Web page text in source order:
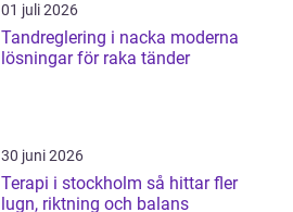
01 juli 2026
Tandreglering i nacka moderna
lösningar för raka tänder
30 juni 2026
Terapi i stockholm så hittar fler
lugn, riktning och balans